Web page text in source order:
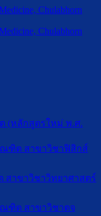
(หลักสูตรใหม่ พ.ศ.
ฑิต สาขาวิชาฟิสิกส์
าขาวิชาวิทยาศาสตร์
ฑิต สาขาวิชาตจ